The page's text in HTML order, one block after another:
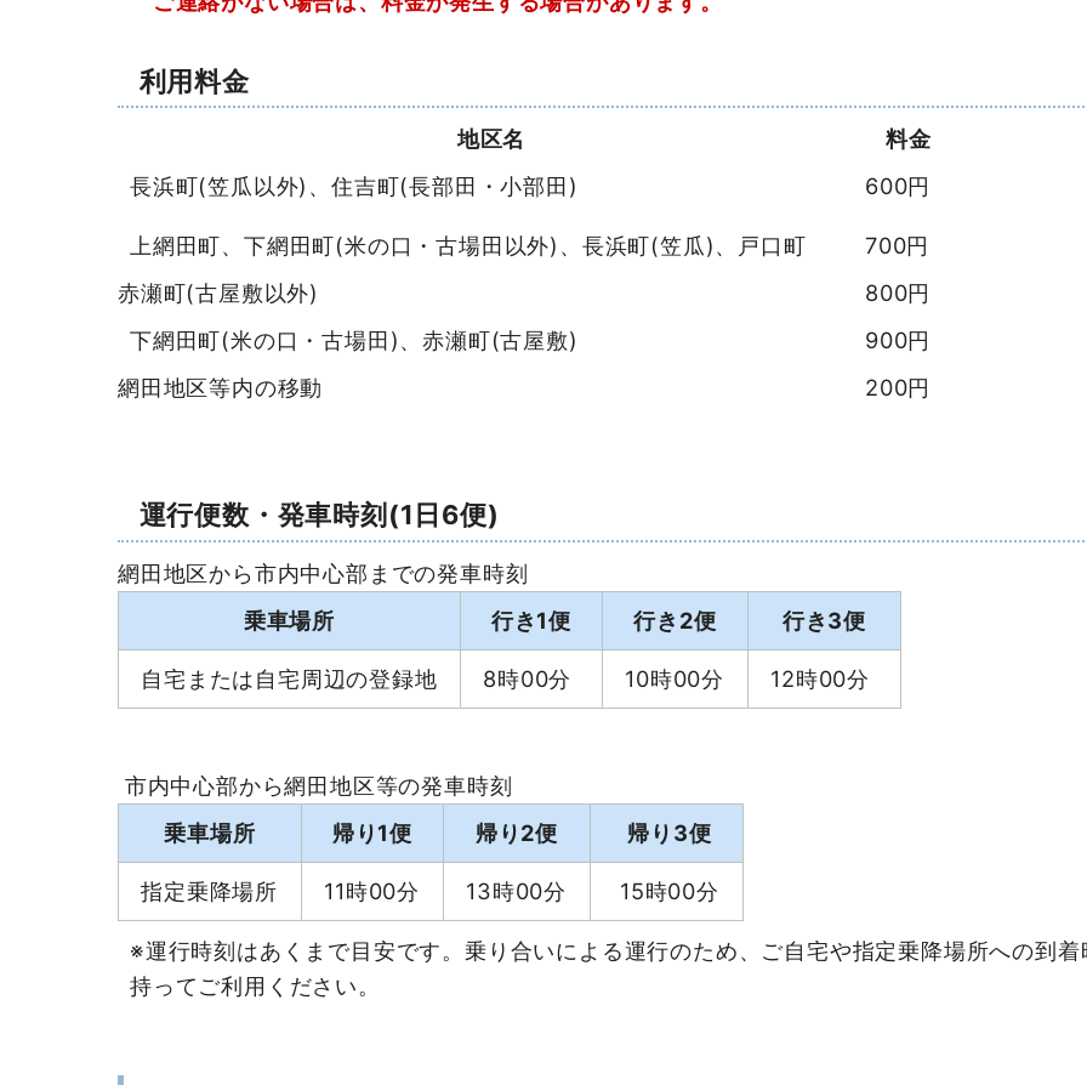
利用料金
地区名
料金
長浜町(笠瓜以外)、住吉町(長部田・小部田)
600円
上網田町、下網田町(米の口・古場田以外)、長浜町(笠瓜)、戸口町
700円
赤瀬町(古屋敷以外)
800円
下網田町(米の口・古場田)、赤瀬町(古屋敷)
900円
網田地区等内の移動
200円
運行便数・発車時刻(1日6便)
網田地区から市内中心部までの発車時刻
乗車場所
行き1便 行き2便 行き3便
自宅または自宅周辺の登録地 8時00分 10時00分 12時00分
市内中心部から網田地区等の発車時刻
乗車場所
帰り1便 帰り2便 帰り3便
指定乗降場所 11時00分 13時00分 15時00分
※運行時刻はあくまで目安です。乗り合いによる運行のため、ご自宅や指定乗降場所への到
持ってご利用ください。